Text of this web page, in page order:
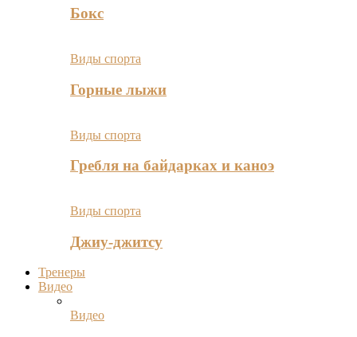
Бокс
Виды спорта
Горные лыжи
Виды спорта
Гребля на байдарках и каноэ
Виды спорта
Джиу-джитсу
Тренеры
Видео
Видео